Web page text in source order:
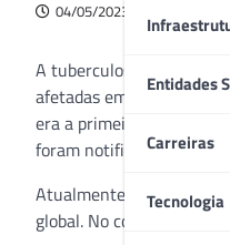
Entidades
Carreiras
Tecnologia
04/05/2023
A tuberculose
afetadas em 2021 e 1,6
era a primeira causa de
foram notificados 68.271
Atualmente, a
global. No contexto